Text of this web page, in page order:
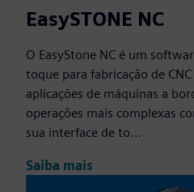
EasySTONE NC
O EasyStone NC é um
toque para fabricação de
aplicações de máquinas a
operações mais complexas
sua interface de to...
Saiba mais